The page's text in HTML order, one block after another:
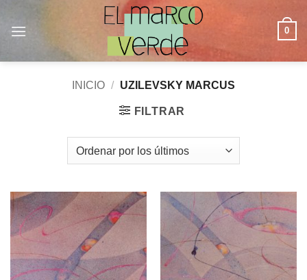
0
INICIO / UZILEVSKY MARCUS
FILTRAR